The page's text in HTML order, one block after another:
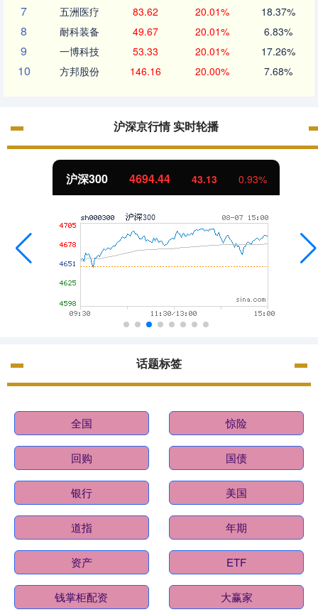
7 五洲医疗 83.62 20.01% 18.37%
8 耐科装备 49.67 20.01% 6.83%
9 一博科技 53.33 20.01% 17.26%
10 方邦股份 146.16 20.00% 7.68%
沪深京行情 实时轮播
沪深300 4694.44 43.13 0.93%
话题标签
全国 惊险
回购 国债
银行 美国
道指 年期
资产 ETF
钱掌柜配资 大赢家